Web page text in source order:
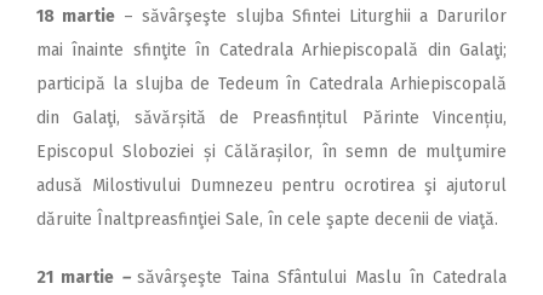
18 martie – săvârşeşte slujba Sfintei Liturghii a Darurilor
mai înainte sfinţite în Catedrala Arhiepiscopală din Galaţi;
participă la slujba de Tedeum în Catedrala Arhiepiscopală
din Galaţi, săvărșită de Preasfințitul Părinte Vincențiu,
Episcopul Sloboziei și Călărașilor, în semn de mulţumire
adusă Milostivului Dumnezeu pentru ocrotirea şi ajutorul
dăruite Înaltpreasfinţiei Sale, în cele şapte decenii de viaţă.
21 martie –săvârşeşte Taina Sfântului Maslu în Catedrala